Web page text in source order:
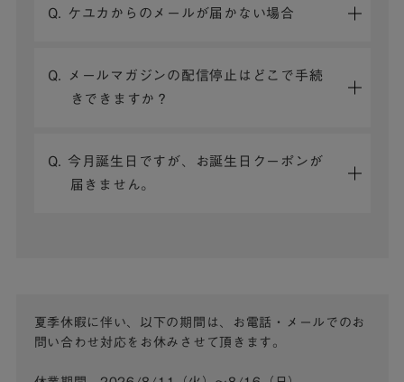
Q. ケユカからのメールが届かない場合
Q. メールマガジンの配信停止はどこで手続
きできますか？
Q. 今月誕生日ですが、お誕生日クーポンが
届きません。
夏季休暇に伴い、以下の期間は、お電話・メールでのお
問い合わせ対応をお休みさせて頂きます。